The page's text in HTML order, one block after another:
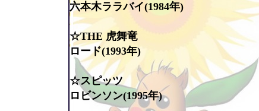
六本木ララバイ(1984年)
☆THE 虎舞竜
ロード(1993年)
☆スピッツ
ロビンソン(1995年)